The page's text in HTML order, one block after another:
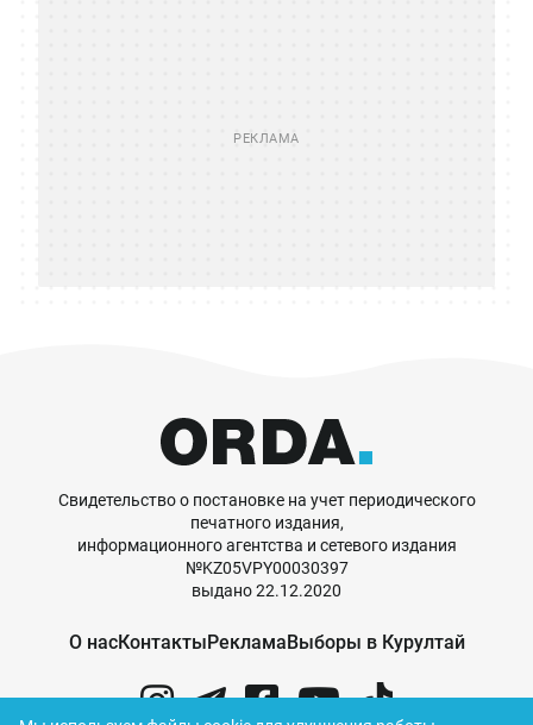
Свидетельство о постановке на учет периодического
печатного издания,
информационного агентства и сетевого издания
№KZ05VPY00030397
выдано 22.12.2020
О насКонтактыРекламаВыборы в Курултай